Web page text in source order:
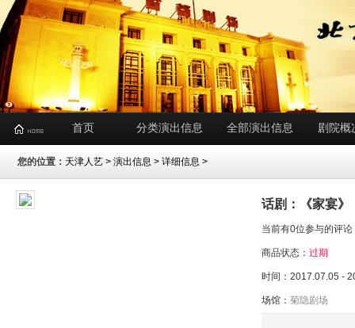
首页 分类演出信息 全部演出信息 剧院概
您的位置： 天津人艺 > 演出信息 > 详细信息 >
话剧：《家宴》
当前有0位参与的评论
商品状态： 过期
时间：2017.07.05 -
场馆： 菊隐剧场